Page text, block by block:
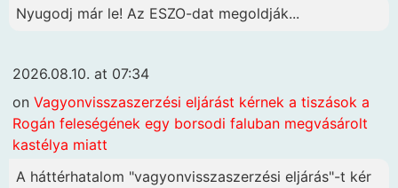
Nyugodj már le! Az ESZO-dat megoldják...
2026.08.10. at 07:34
on Vagyonvisszaszerzési eljárást kérnek a tiszások a
Rogán feleségének egy borsodi faluban megvásárolt
kastélya miatt
A háttérhatalom "vagyonvisszaszerzési eljárás"-t kér